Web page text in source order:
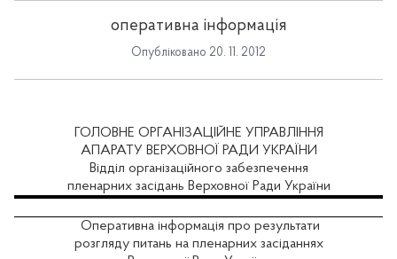
оперативна інформація
Опубліковано 20. 11. 2012
ГОЛОВНЕ ОРГАНІЗАЦІЙНЕ УПРАВЛІННЯ
АПАРАТУ ВЕРХОВНОЇ РАДИ УКРАЇНИ
Відділ організаційного забезпечення
пленарних засідань Верховної Ради України
Оперативна інформація про результати
розгляду питань на пленарних засіданнях